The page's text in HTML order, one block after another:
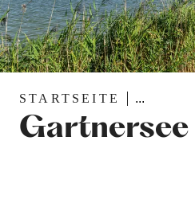
STARTSEITE ...
Gartnersee